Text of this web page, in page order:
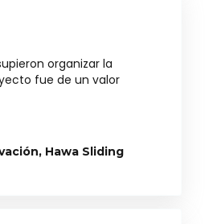
organizar la
fue de un valor
Hawa Sliding